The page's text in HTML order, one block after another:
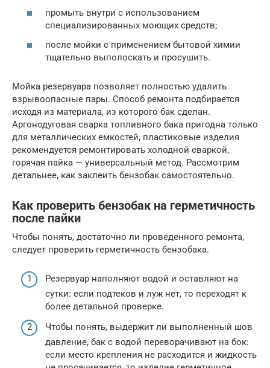
промыть внутри с использованием
специализированных моющих средств;
после мойки с применением бытовой химии
тщательно выполоскать и просушить.
Мойка резервуара позволяет полностью удалить
взрывоопасные пары. Способ ремонта подбирается
исходя из материала, из которого бак сделан.
Аргонодуговая сварка топливного бака пригодна только
для металлических емкостей, пластиковые изделия
рекомендуется ремонтировать холодной сваркой,
горячая пайка — универсальный метод. Рассмотрим
детальнее, как заклеить бензобак самостоятельно.
Как проверить бензобак на герметичность
после пайки
Чтобы понять, достаточно ли проведенного ремонта,
следует проверить герметичность бензобака.
Резервуар наполняют водой и оставляют на
сутки: если подтеков и луж нет, то переходят к
более детальной проверке.
Чтобы понять, выдержит ли выполненный шов
давление, бак с водой переворачивают на бок:
если место крепления не расходится и жидкость